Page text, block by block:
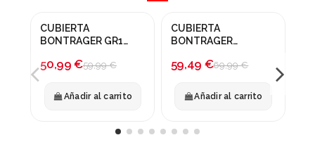
¡En oferta!
CUBIERTA
BONTRAGER GR1
SKINWAY
50,99 €59,99 €
Añadir al carrito
¡En oferta!
CUBIERTA
BONTRAGER
700Cx42 NEGRA
59,49 €69,99 €
Añadir al carrito